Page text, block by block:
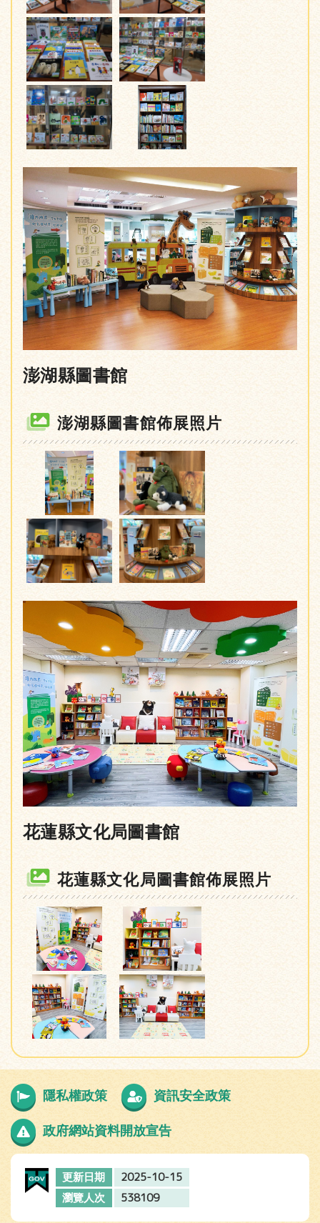
澎湖縣圖書館
澎湖縣圖書館佈展照片
花蓮縣文化局圖書館
花蓮縣文化局圖書館佈展照片
隱私權政策 資訊安全政策
政府網站資料開放宣告
更新日期 2025-10-15
瀏覽人次 538109